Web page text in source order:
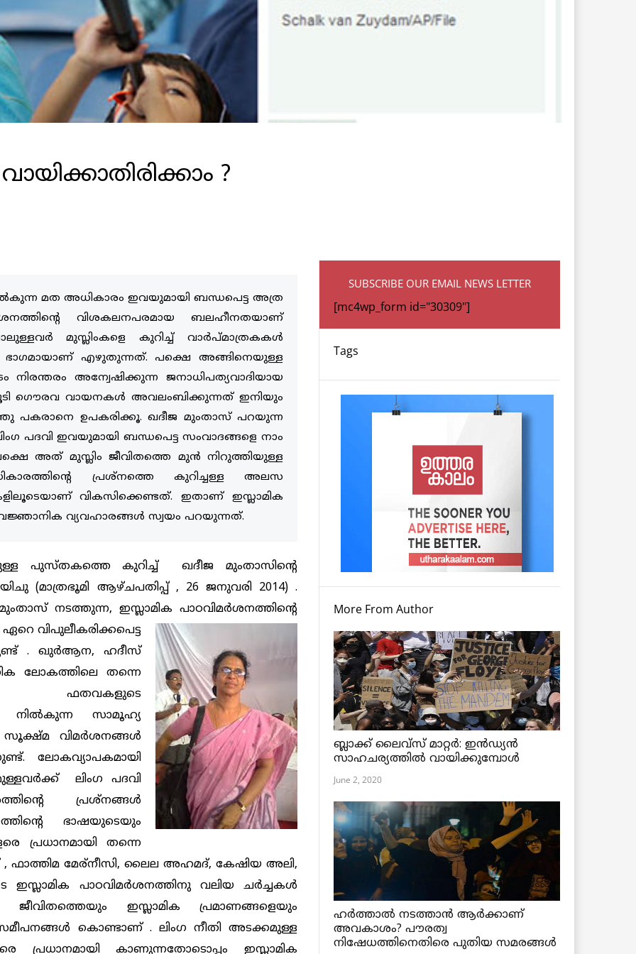
?
മത അധികാരം ഇവയുമായി ബന്ധപെട്ട അത്ര
വിശകലനപരമായ ബലഹീനതയാണ്
മുസ്ലിംകളെ കുറിച്ച് വാര്‍പ്മാത്രകകള്‍
ഭാഗമായാണ് എഴുതുന്നത്‌. പക്ഷെ അങ്ങിനെയുള്ള
നിരന്തരം അന്വേഷിക്കുന്ന ജനാധിപത്യവാദിയായ
ഗൌരവ വായനകള്‍ അവലംബിക്കുന്നത് ഇനിയും
പകരാനെ ഉപകരിക്കൂ. ഖദീജ മുംതാസ് പറയുന്ന
പദവി ഇവയുമായി ബന്ധപെട്ട സംവാദങ്ങളെ നാം
അത് മുസ്ലിം ജീവിതത്തെ മുന്‍ നിറുത്തിയുള്ള
പ്രശ്നത്തെ കുറിച്ചള്ള അലസ
വികസിക്കെണ്ടത്‌. ഇതാണ് ഇസ്ലാമിക
വ്യവഹാരങ്ങള്‍ സ്വയം പറയുന്നത്.
പുസ്തകത്തെ കുറിച്ച് ഖദീജ മുംതാസിന്റെ
(മാത്രഭൂമി ആഴ്ചപതിപ്പ് , 26 ജനുവരി 2014) .
നടത്തുന്ന, ഇസ്ലാമിക പാഠവിമര്‍ശനത്തിന്റെ
വിപുലീകരിക്കപെട്ട
. ഖുര്‍ആന, ഹദീസ്
ലോകത്തിലെ തന്നെ
ഫതവകളുടെ
നില്‍കുന്ന സാമൂഹ്യ
വിമര്‍ശനങ്ങള്‍
ലോകവ്യാപകമായി
ലിംഗ പദവി
പ്രശ്നങ്ങള്‍
ഭാഷയുടെയും
പ്രധാനമായി തന്നെ
മേര്നീസി, ലൈല അഹമദ്, കേഷിയ അലി,
പാഠവിമര്‍ശനത്തിനു വലിയ ചര്‍ച്ചകള്‍
ഇസ്ലാമിക പ്രമാണങ്ങളെയും
കൊണ്ടാണ് . ലിംഗ നീതി അടക്കമുള്ള
പ്രധാനമായി കാണുന്നതോടൊപ്പം ഇസ്ലാമിക
SUBSCRIBE OUR EMAIL NEWS LETTER
[mc4wp_form id="30309"]
Tags
More From Author
ബ്ലാക്ക് ലൈവ്സ് മാറ്റർ: ഇൻഡ്യൻ
സാഹചര്യത്തിൽ വായിക്കുമ്പോൾ
June 2, 2020
ഹര്‍ത്താല്‍ നടത്താന്‍ ആര്‍ക്കാണ്
അവകാശം? പൗരത്വ
നിഷേധത്തിനെതിരെ പുതിയ സമരങ്ങള്‍